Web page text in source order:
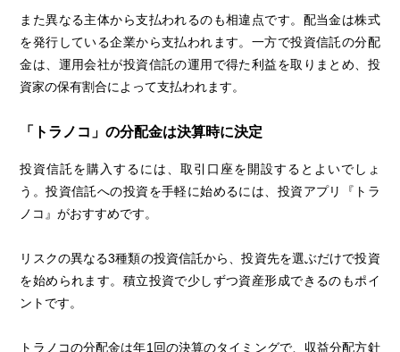
また異なる主体から支払われるのも相違点です。配当金は株式
を発行している企業から支払われます。一方で投資信託の分配
金は、運用会社が投資信託の運用で得た利益を取りまとめ、投
資家の保有割合によって支払われます。
「トラノコ」の分配金は決算時に決定
投資信託を購入するには、取引口座を開設するとよいでしょ
う。投資信託への投資を手軽に始めるには、投資アプリ『トラ
ノコ』がおすすめです。
リスクの異なる3種類の投資信託から、投資先を選ぶだけで投資
を始められます。積立投資で少しずつ資産形成できるのもポイ
ントです。
トラノコの分配金は年1回の決算のタイミングで、収益分配方針